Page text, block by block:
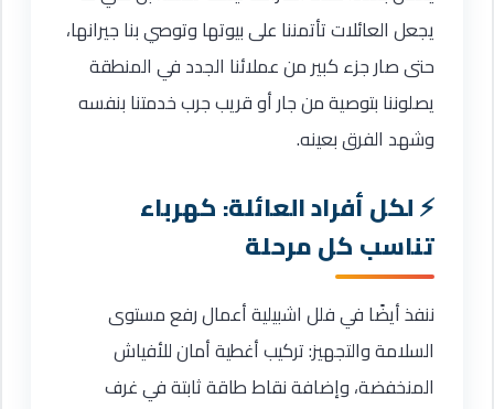
يجعل العائلات تأتمننا على بيوتها وتوصي بنا جيرانها،
حتى صار جزء كبير من عملائنا الجدد في المنطقة
يصلوننا بتوصية من جار أو قريب جرب خدمتنا بنفسه
وشهد الفرق بعينه.
لكل أفراد العائلة: كهرباء
تناسب كل مرحلة
ننفذ أيضًا في فلل اشبيلية أعمال رفع مستوى
السلامة والتجهيز: تركيب أغطية أمان للأفياش
المنخفضة، وإضافة نقاط طاقة ثابتة في غرف